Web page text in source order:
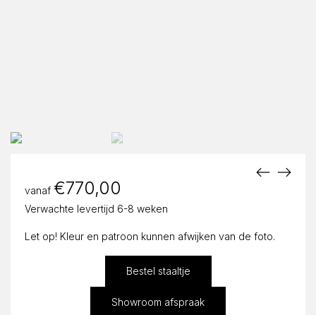
vanaf €770,00
Verwachte levertijd 6-8 weken
Let op! Kleur en patroon kunnen afwijken van de foto.
Bestel staaltje
Showroom afspraak